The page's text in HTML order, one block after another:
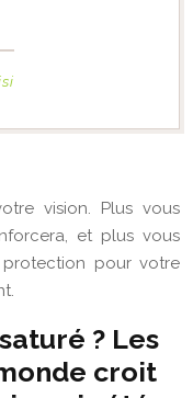
vision. Plus vous
et plus vous
protection pour votre
? Les
croit